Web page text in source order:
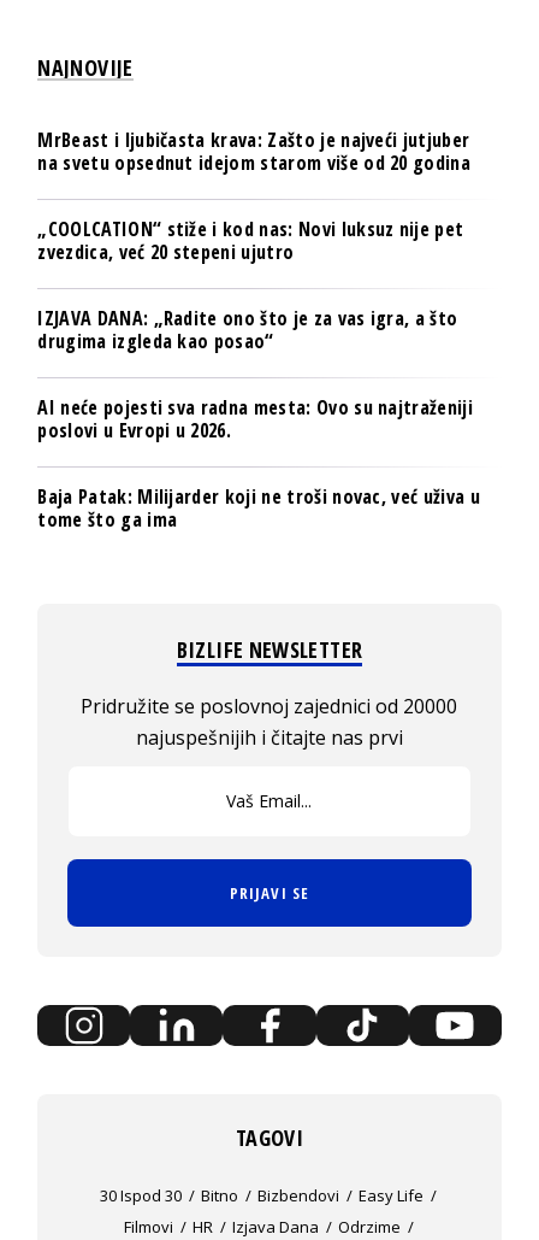
NAJNOVIJE
MrBeast i ljubičasta krava: Zašto je najveći jutjuber
na svetu opsednut idejom starom više od 20 godina
„COOLCATION“ stiže i kod nas: Novi luksuz nije pet
zvezdica, već 20 stepeni ujutro
IZJAVA DANA: „Radite ono što je za vas igra, a što
drugima izgleda kao posao“
AI neće pojesti sva radna mesta: Ovo su najtraženiji
poslovi u Evropi u 2026.
Baja Patak: Milijarder koji ne troši novac, već uživa u
tome što ga ima
BIZLIFE NEWSLETTER
Pridružite se poslovnoj zajednici od 20000
najuspešnijih i čitajte nas prvi
PRIJAVI SE
TAGOVI
30 Ispod 30 Bitno Bizbendovi
Easy Life
Filmovi
HR Izjava Dana
Odrzime